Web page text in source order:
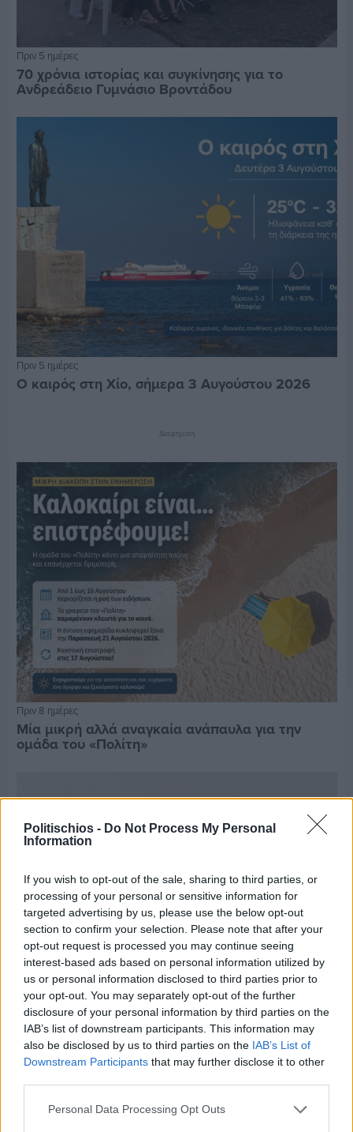
Politischios - Do Not Process My Personal
Information
If you wish to opt-out of the sale, sharing to third parties, or
processing of your personal or sensitive information for
targeted advertising by us, please use the below opt-out
section to confirm your selection. Please note that after your
opt-out request is processed you may continue seeing
interest-based ads based on personal information utilized by
us or personal information disclosed to third parties prior to
your opt-out. You may separately opt-out of the further
disclosure of your personal information by third parties on the
IAB’s list of downstream participants. This information may
also be disclosed by us to third parties on the IAB’s List of
Downstream Participants that may further disclose it to other
Personal Data Processing Opt Outs
Πριν 5 ημέρες
70 χρόνια ιστορίας και συγκίνησης για το
Ανδρεάδειο Γυμνάσιο Βροντάδου
Πριν 5 ημέρες
Ο καιρός στη Χίο, σήμερα 3 Αυγούστου 2026
Διαφήμιση
Πριν 8 ημέρες
Μία μικρή αλλά αναγκαία ανάπαυλα για την
ομάδα του «Πολίτη»
Πριν 8 ημέρες
Τρίτος στη σφαιροβολία στη διεθνή συνάντηση
Ελλάδας–Κύπρου Κ18 ο Δημήτρης Τέλλιος